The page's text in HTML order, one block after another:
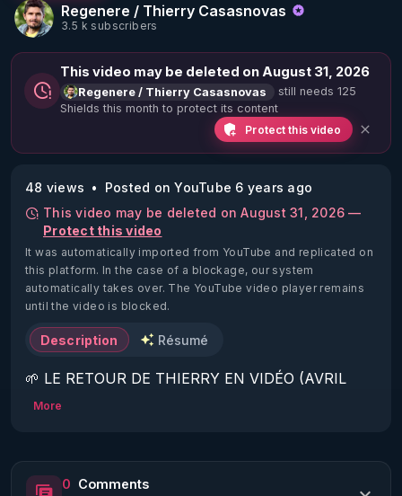
Regenere / Thierry Casasnovas
3.5 k subscribers
This video may be deleted on August 31, 2026
Regenere / Thierry Casasnovas
still needs 125
Shields this month to protect its content
Protect this video
48 views
Posted on YouTube 6 years ago
This video may be deleted on August 31, 2026 —
Protect this video
It was automatically imported from YouTube and replicated on
this platform. In the case of a blockage, our system
automatically takes over. The YouTube video player remains
until the video is blocked.
Description Résumé
🌱 LE RETOUR DE THIERRY EN VIDÉO (AVRIL
2022)!
https://www.rgnr.fr/presentation.html
More
0 Comments